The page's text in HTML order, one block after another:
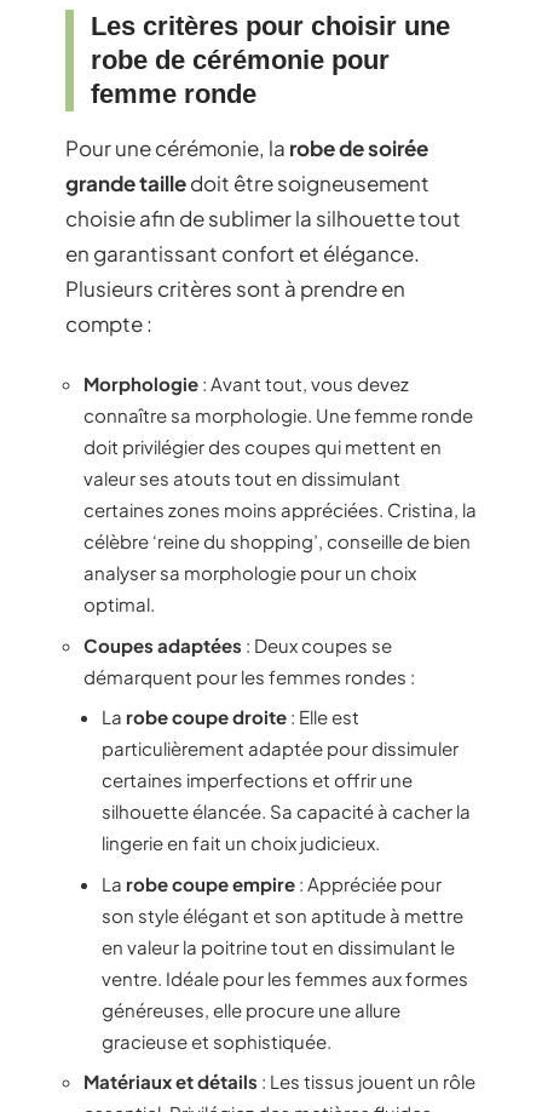
Les critères pour choisir une
robe de cérémonie pour
femme ronde
Pour une cérémonie, la robe de soirée
grande tailledoit être soigneusement
choisie afin de sublimer la silhouette tout
en garantissant confort et élégance.
Plusieurs critères sont à prendre en
compte :
Morphologie : Avant tout, vous devez
connaître sa morphologie. Une femme ronde
doit privilégier des coupes qui mettent en
valeur ses atouts tout en dissimulant
certaines zones moins appréciées. Cristina, la
célèbre ‘reine du shopping’, conseille de bien
analyser sa morphologie pour un choix
optimal.
Coupes adaptées : Deux coupes se
démarquent pour les femmes rondes :
La robe coupe droite : Elle est
particulièrement adaptée pour dissimuler
certaines imperfections et offrir une
silhouette élancée. Sa capacité à cacher la
lingerie en fait un choix judicieux.
La robe coupe empire : Appréciée pour
son style élégant et son aptitude à mettre
en valeur la poitrine tout en dissimulant le
ventre. Idéale pour les femmes aux formes
généreuses, elle procure une allure
gracieuse et sophistiquée.
Matériaux et détails : Les tissus jouent un rôle